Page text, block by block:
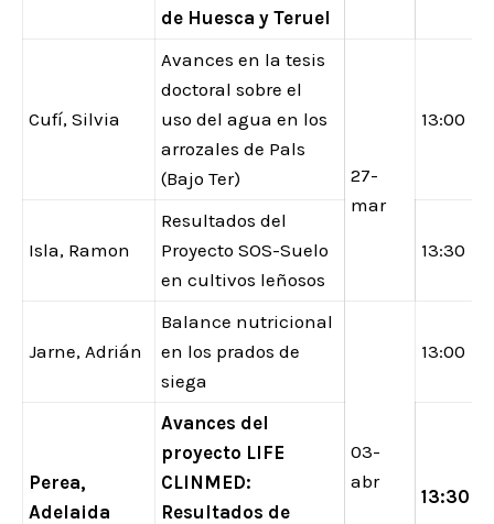
de Huesca y Teruel
Cufí, Silvia
Avances en la tesis
doctoral sobre el
uso del agua en los
arrozales de Pals
(Bajo Ter)
27-
mar
13:00
Isla, Ramon
Resultados del
Proyecto SOS-Suelo
en cultivos leñosos
13:30
Jarne, Adrián
Balance nutricional
en los prados de
siega
03-
abr
13:00
Perea,
Adelaida
Avances del
proyecto LIFE
CLINMED:
Resultados de
13:30